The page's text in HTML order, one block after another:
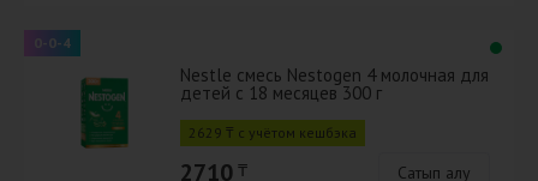
0-0-4
Nestle смесь Nestogen 4 молочная для
детей с 18 месяцев 300 г
2629 ₸ с учётом кешбэка
2710 ₸ Сатып алу